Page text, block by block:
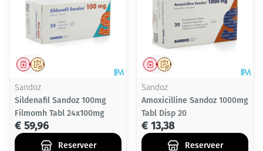
Op voorschrift
Geneesmiddel
Sandoz
Sildenafil Sandoz 100mg
Filmomh Tabl 24x100mg
€ 59,96
Reserveer
Op voorschrift
Geneesmiddel
Sandoz
Amoxicilline Sandoz 1000mg
Tabl Disp 20
€ 13,38
Reserveer